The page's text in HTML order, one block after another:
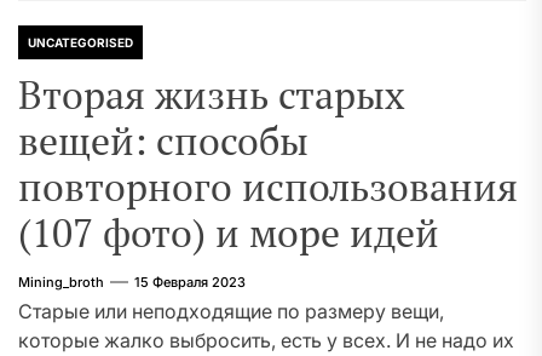
UNCATEGORISED
Вторая жизнь старых
вещей: способы
повторного использования
(107 фото) и море идей
Mining_broth 15 Февраля 2023
Старые или неподходящие по размеру вещи,
которые жалко выбросить, есть у всех. И не надо их